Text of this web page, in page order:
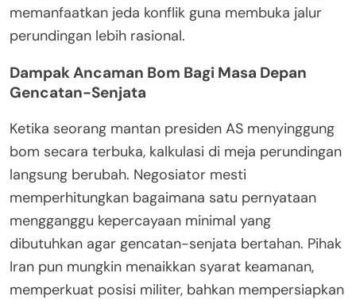
memanfaatkan jeda konflik guna membuka jalur
perundingan lebih rasional.
Dampak Ancaman Bom Bagi Masa Depan
Gencatan-Senjata
Ketika seorang mantan presiden AS menyinggung
bom secara terbuka, kalkulasi di meja perundingan
langsung berubah. Negosiator mesti
memperhitungkan bagaimana satu pernyataan
mengganggu kepercayaan minimal yang
dibutuhkan agar gencatan-senjata bertahan. Pihak
Iran pun mungkin menaikkan syarat keamanan,
memperkuat posisi militer, bahkan mempersiapkan